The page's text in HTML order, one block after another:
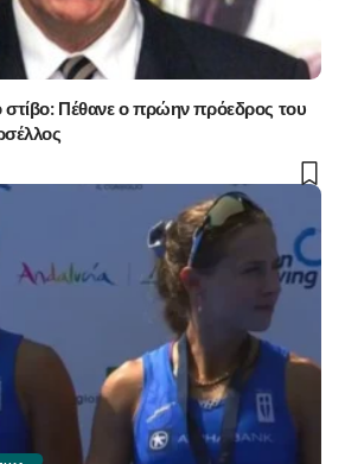
στίβο: Πέθανε ο πρώην πρόεδρος του